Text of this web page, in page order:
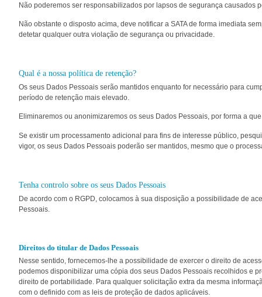
Não poderemos ser responsabilizados por lapsos de segurança causados
Não obstante o disposto acima, deve notificar a SATA de forma imediata
detetar qualquer outra violação de segurança ou privacidade.
Qual é a nossa política de retenção?
Os seus Dados Pessoais serão mantidos enquanto for necessário para
período de retenção mais elevado.
Eliminaremos ou anonimizaremos os seus Dados Pessoais, por forma a
Se existir um processamento adicional para fins de interesse público,
vigor, os seus Dados Pessoais poderão ser mantidos, mesmo que o
Tenha controlo sobre os seus Dados Pessoais
De acordo com o RGPD, colocamos à sua disposição a possibilidade de
Pessoais.
Direitos do titular de Dados Pessoais
Nesse sentido, fornecemos-lhe a possibilidade de exercer o direito de
podemos disponibilizar uma cópia dos seus Dados Pessoais recolhidos e
direito de portabilidade. Para qualquer solicitação extra da mesma
com o definido com as leis de proteção de dados aplicáveis.